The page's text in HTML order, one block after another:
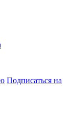
Подписаться на